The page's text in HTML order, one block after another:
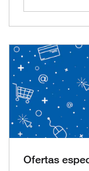
Ofertas